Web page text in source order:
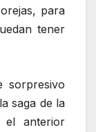
para
tener
sorpresivo
saga de la
el anterior